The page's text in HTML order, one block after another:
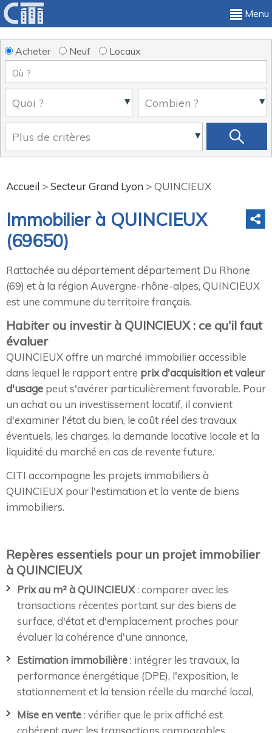
Menu
Acheter Neuf Locaux
Accueil >Secteur Grand Lyon >QUINCIEUX
Immobilier à QUINCIEUX
(69650)
Rattachée au département département Du Rhone
(69) et à la région Auvergne-rhône-alpes, QUINCIEUX
est une commune du territoire français.
Habiter ou investir à QUINCIEUX : ce qu'il faut
évaluer
QUINCIEUX offre un marché immobilier accessible
dans lequel le rapport entre prix d'acquisition et valeur
d'usage peut s'avérer particulièrement favorable. Pour
un achat ou un investissement locatif, il convient
d'examiner l'état du bien, le coût réel des travaux
éventuels, les charges, la demande locative locale et la
liquidité du marché en cas de revente future.
CITI accompagne les projets immobiliers à
QUINCIEUX pour l'estimation et la vente de biens
immobiliers.
Repères essentiels pour un projet immobilier
à QUINCIEUX
Prix au m² à QUINCIEUX: comparer avec les
transactions récentes portant sur des biens de
surface, d'état et d'emplacement proches pour
évaluer la cohérence d'une annonce,
Estimation immobilière: intégrer les travaux, la
performance énergétique (DPE), l'exposition, le
stationnement et la tension réelle du marché local,
Mise en vente: vérifier que le prix affiché est
cohérent avec les transactions comparables